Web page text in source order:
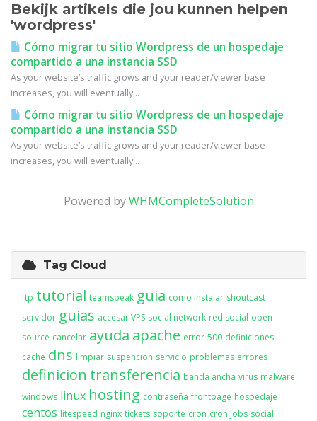
Bekijk artikels die jou kunnen helpen
'wordpress'
Cómo migrar tu sitio Wordpress de un hospedaje
compartido a una instancia SSD
As your website’s traffic grows and your reader/viewer base
increases, you will eventually...
Cómo migrar tu sitio Wordpress de un hospedaje
compartido a una instancia SSD
As your website’s traffic grows and your reader/viewer base
increases, you will eventually...
Powered byWHMCompleteSolution
Tag Cloud
ftp tutorial teamspeak guia como instalar shoutcast
servidor guias accesar VPS social network red social open
source cancelar ayuda apache error 500 definiciones
cache dns limpiar suspencion servicio problemas errores
definicion transferencia banda ancha virus malware
windows linux hosting contraseña frontpage hospedaje
centos litespeed nginx tickets soporte cron cron jobs social